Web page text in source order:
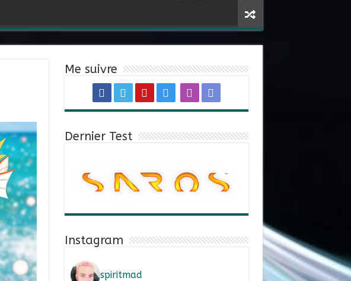
Me suivre
Dernier Test
Instagram
spiritmad